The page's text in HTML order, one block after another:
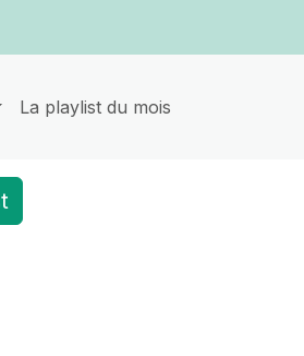
La playlist du mois